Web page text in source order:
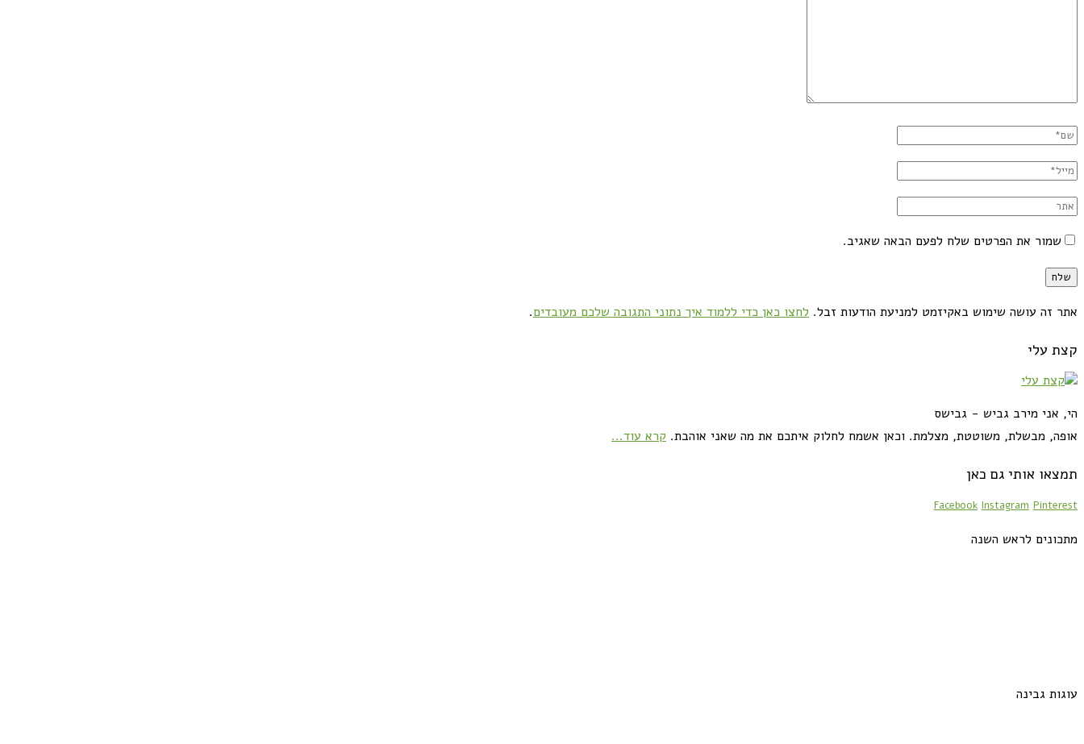
שמור את הפרטים שלח לפעם הבאה שאגיב.
אתר זה עושה שימוש באקיזמט למניעת הודעות זבל. לחצו כאן כדי ללמוד איך נתוני התגובה שלכם מעובדים.
קצת עלי
הי, אני מירב גביש - גבישס
אופה, מבשלת, משוטטת, מצלמת. וכאן אשמח לחלוק איתכם את מה שאני אוהבת. קרא עוד...
תמצאו אותי גם כאן
Facebook Instagram Pinterest
מתכונים לראש השנה
עוגות גבינה